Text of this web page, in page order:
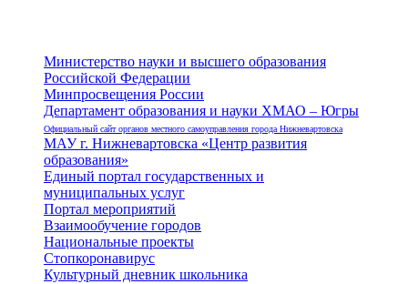
Министерство науки и высшего образования
Российской Федерации
Минпросвещения России
Департамент образования и науки ХМАО – Югры
Официальный сайт органов местного самоуправления города Нижневартовска
МАУ г. Нижневартовска «Центр развития
образования»
Единый портал государственных и
муниципальных услуг
Портал мероприятий
Взаимообучение городов
Национальные проекты
Стопкоронавирус
Культурный дневник школьника